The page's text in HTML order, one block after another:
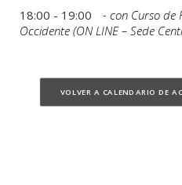
18:00 - 19:00
- con Curso de
Occidente (ON LINE – Sede
VOLVER A CALENDARIO DE